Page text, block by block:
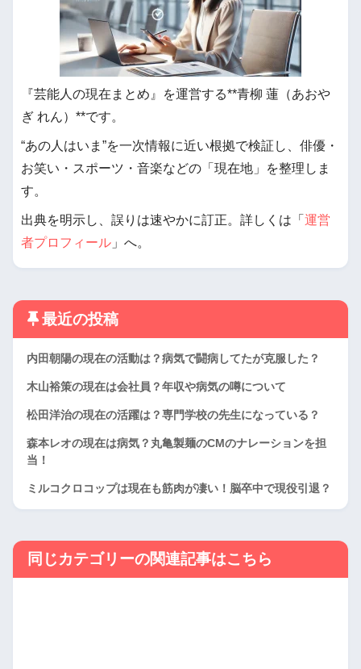
『芸能人の現在まとめ』を運営する**青柳 蓮（あおや
ぎ れん）**です。
“あの人はいま”を一次情報に近い根拠で検証し、俳優・
お笑い・スポーツ・音楽などの「現在地」を整理しま
す。
出典を明示し、誤りは速やかに訂正。詳しくは「 運営
者プロフィール 」へ。
最近の投稿
内田朝陽の現在の活動は？病気で闘病してたが克服した？
木山裕策の現在は会社員？年収や病気の噂について
松田洋治の現在の活躍は？専門学校の先生になっている？
森本レオの現在は病気？丸亀製麺のCMのナレーションを担
当！
ミルコクロコップは現在も筋肉が凄い！脳卒中で現役引退？
同じカテゴリーの関連記事はこちら